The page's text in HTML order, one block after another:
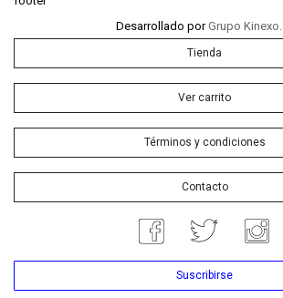
Desarrollado porGrupo Kinexo.
Tienda
Ver carrito
Términos y condiciones
Contacto
Suscribirse